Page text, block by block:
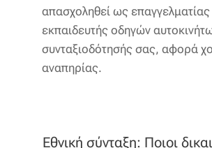
απασχοληθεί ως
εκπαιδευτής οδηγών
συνταξιοδότησής σας, αφορά
αναπηρίας.
Εθνική σύνταξη: Ποιοι